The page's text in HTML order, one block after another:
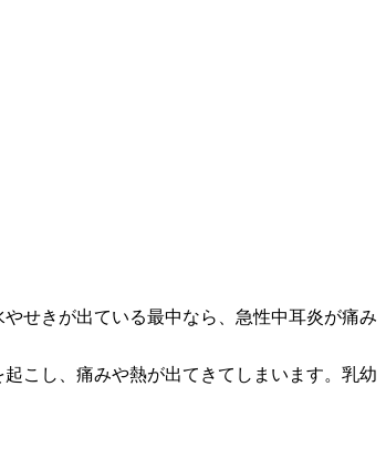
せきが出ている最中なら、急性中耳炎が痛み
こし、痛みや熱が出てきてしまいます。乳幼